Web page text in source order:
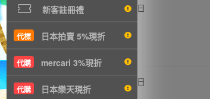
新客註冊禮
代標 日本拍賣 5%現折
代購 mercari 3%現折
代購 日本樂天現折
18 5日
1日